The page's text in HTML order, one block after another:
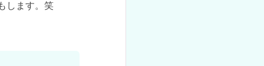
します。笑